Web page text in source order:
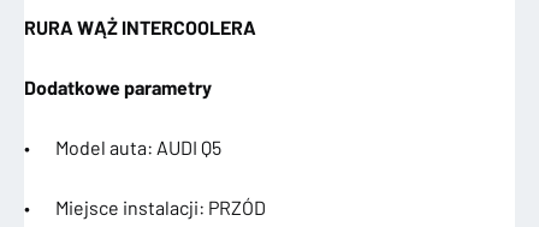
RURA WĄŻ INTERCOOLERA
Dodatkowe parametry
• Model auta: AUDI Q5
• Miejsce instalacji: PRZÓD